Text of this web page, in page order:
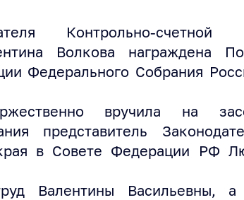
Контрольно-счетной
Волкова награждена
Федерального Собрания
вручила на
представитель
в Совете Федерации РФ
Валентины Васильевны,